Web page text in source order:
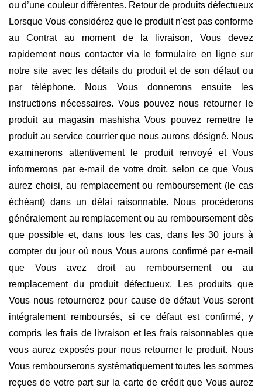
ou d’une couleur différentes. Retour de produits défectueux
Lorsque Vous considérez que le produit n'est pas conforme
au Contrat au moment de la livraison, Vous devez
rapidement nous contacter via le formulaire en ligne sur
notre site avec les détails du produit et de son défaut ou
par téléphone. Nous Vous donnerons ensuite les
instructions nécessaires. Vous pouvez nous retourner le
produit au magasin mashisha Vous pouvez remettre le
produit au service courrier que nous aurons désigné. Nous
examinerons attentivement le produit renvoyé et Vous
informerons par e-mail de votre droit, selon ce que Vous
aurez choisi, au remplacement ou remboursement (le cas
échéant) dans un délai raisonnable. Nous procéderons
généralement au remplacement ou au remboursement dès
que possible et, dans tous les cas, dans les 30 jours à
compter du jour où nous Vous aurons confirmé par e-mail
que Vous avez droit au remboursement ou au
remplacement du produit défectueux. Les produits que
Vous nous retournerez pour cause de défaut Vous seront
intégralement remboursés, si ce défaut est confirmé, y
compris les frais de livraison et les frais raisonnables que
vous aurez exposés pour nous retourner le produit. Nous
Vous rembourserons systématiquement toutes les sommes
reçues de votre part sur la carte de crédit que Vous aurez